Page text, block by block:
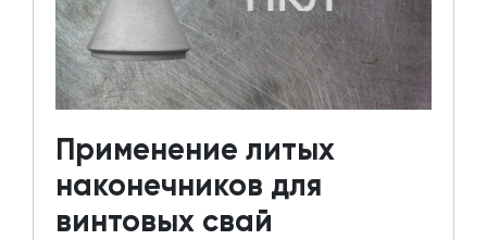
Применение литых
наконечников для
винтовых свай